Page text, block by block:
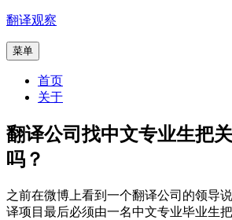
跳
内
翻译观察
菜单
首页
关于
翻译公司找中文专业生把
吗？
之前在微博上看到一个翻译公司的领导
译项目最后必须由一名中文专业毕业生